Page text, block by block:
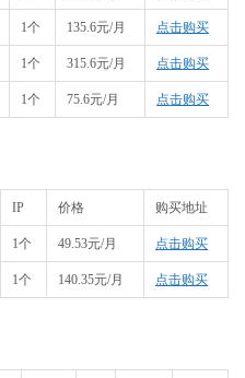
1个 135.6元/月 点击购买
1个 315.6元/月 点击购买
1个 75.6元/月 点击购买
IP 价格 购买地址
1个 49.53元/月 点击购买
1个 140.35元/月 点击购买